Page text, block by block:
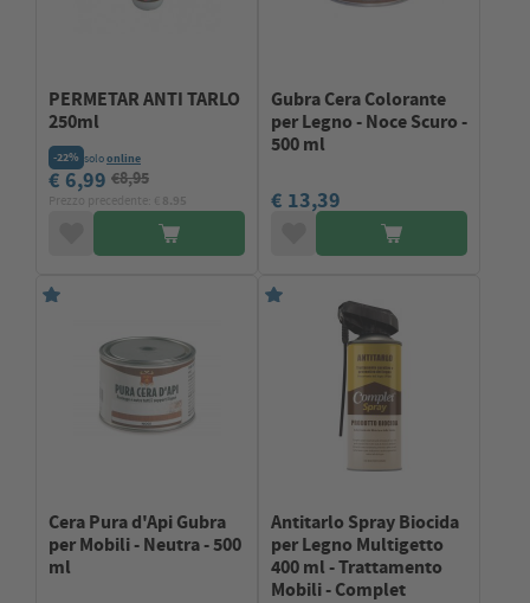
PERMETAR ANTI TARLO
250ml
-22% soloonline
€ 6,99 €8,95
Gubra Cera Colorante
per Legno - Noce Scuro -
500 ml
€ 13,39
Cera Pura d'Api Gubra
per Mobili - Neutra - 500
ml
Antitarlo Spray Biocida
per Legno Multigetto
400 ml - Trattamento
Mobili - Complet